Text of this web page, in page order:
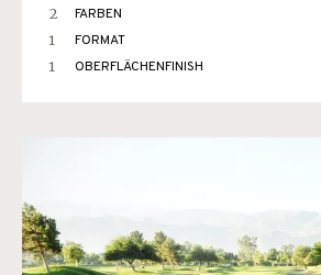
2 FARBEN
1 FORMAT
1 OBERFLÄCHENFINISH